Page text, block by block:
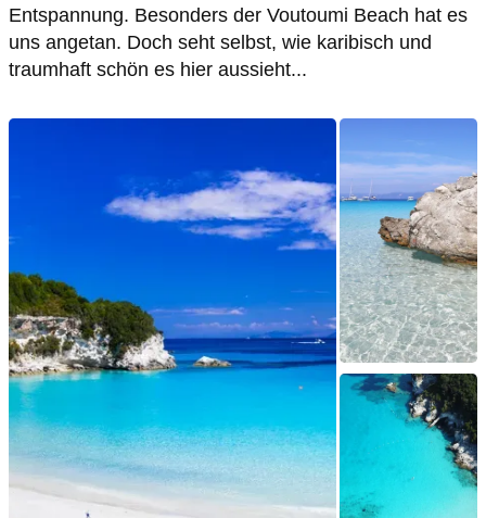
Entspannung. Besonders der Voutoumi Beach hat es
uns angetan. Doch seht selbst, wie karibisch und
traumhaft schön es hier aussieht...